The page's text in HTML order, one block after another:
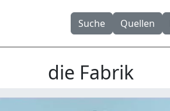
Suche Quellen
die Fabrik